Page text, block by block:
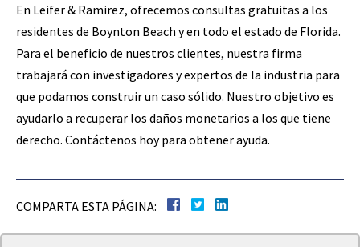
En Leifer & Ramirez, ofrecemos consultas gratuitas a los
residentes de Boynton Beach y en todo el estado de Florida.
Para el beneficio de nuestros clientes, nuestra firma
trabajará con investigadores y expertos de la industria para
que podamos construir un caso sólido. Nuestro objetivo es
ayudarlo a recuperar los daños monetarios a los que tiene
derecho. Contáctenos hoy para obtener ayuda.
COMPARTA ESTA PÁGINA: